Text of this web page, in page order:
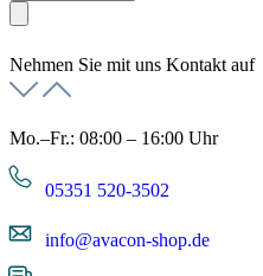
Nehmen Sie mit uns Kontakt auf
Mo.–Fr.: 08:00 – 16:00 Uhr
05351 520-3502
info@avacon-shop.de